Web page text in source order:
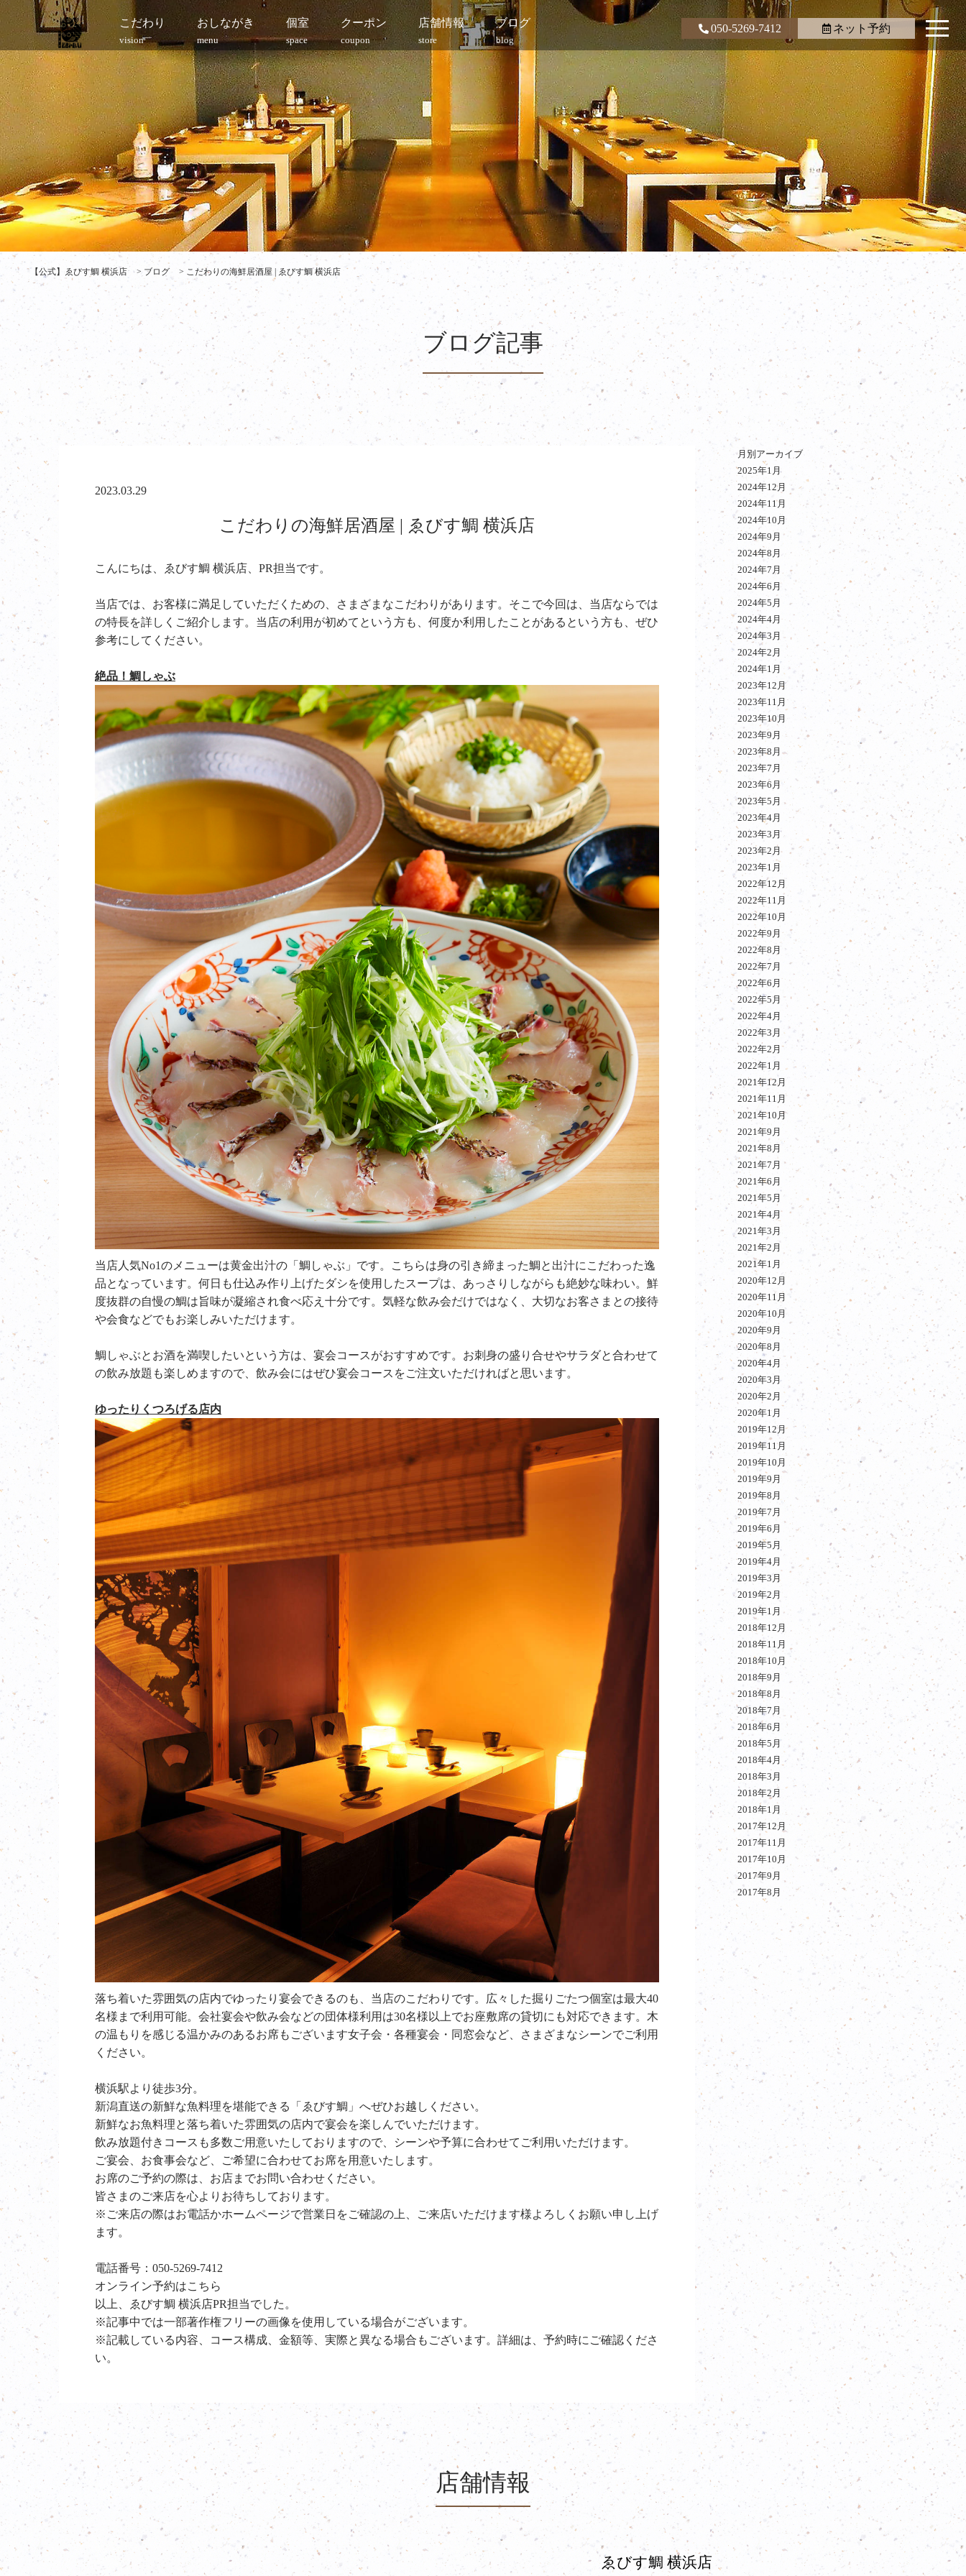
こだわり
vision
おしながき
menu
個室
space
クーポン
coupon
店舗情報
store
ブログ
blog
050-5269-7412 ネット予約
【公式】ゑびす鯛 横浜店 > ブログ > こだわりの海鮮居酒屋 | ゑびす鯛 横浜店
ブログ記事
2023.03.29
こだわりの海鮮居酒屋 | ゑびす鯛 横浜店
こんにちは、ゑびす鯛 横浜店、PR担当です。
当店では、お客様に満足していただくための、さまざまなこだわりがあります。そこで今回は、当店ならでは
の特長を詳しくご紹介します。当店の利用が初めてという方も、何度か利用したことがあるという方も、ぜひ
参考にしてください。
絶品！鯛しゃぶ
当店人気No1のメニューは黄金出汁の「鯛しゃぶ」です。こちらは身の引き締まった鯛と出汁にこだわった逸
品となっています。何日も仕込み作り上げたダシを使用したスープは、あっさりしながらも絶妙な味わい。鮮
度抜群の自慢の鯛は旨味が凝縮され食べ応え十分です。気軽な飲み会だけではなく、大切なお客さまとの接待
や会食などでもお楽しみいただけます。
鯛しゃぶとお酒を満喫したいという方は、宴会コースがおすすめです。お刺身の盛り合せやサラダと合わせて
の飲み放題も楽しめますので、飲み会にはぜひ宴会コースをご注文いただければと思います。
ゆったりくつろげる店内
落ち着いた雰囲気の店内でゆったり宴会できるのも、当店のこだわりです。広々した掘りごたつ個室は最大40
名様まで利用可能。会社宴会や飲み会などの団体様利用は30名様以上でお座敷席の貸切にも対応できます。木
の温もりを感じる温かみのあるお席もございます女子会・各種宴会・同窓会など、さまざまなシーンでご利用
ください。
横浜駅より徒歩3分。
新潟直送の新鮮な魚料理を堪能できる「ゑびす鯛」へぜひお越しください。
新鮮なお魚料理と落ち着いた雰囲気の店内で宴会を楽しんでいただけます。
飲み放題付きコースも多数ご用意いたしておりますので、シーンや予算に合わせてご利用いただけます。
ご宴会、お食事会など、ご希望に合わせてお席を用意いたします。
お席のご予約の際は、お店までお問い合わせください。
皆さまのご来店を心よりお待ちしております。
※ご来店の際はお電話かホームページで営業日をご確認の上、ご来店いただけます様よろしくお願い申し上げ
ます。
電話番号： 050-5269-7412
オンライン予約はこちら
以上、ゑびす鯛 横浜店PR担当でした。
※記事中では一部著作権フリーの画像を使用している場合がございます。
※記載している内容、コース構成、金額等、実際と異なる場合もございます。詳細は、予約時にご確認くださ
い。
月別アーカイブ
2025年1月
2024年12月
2024年11月
2024年10月
2024年9月
2024年8月
2024年7月
2024年6月
2024年5月
2024年4月
2024年3月
2024年2月
2024年1月
2023年12月
2023年11月
2023年10月
2023年9月
2023年8月
2023年7月
2023年6月
2023年5月
2023年4月
2023年3月
2023年2月
2023年1月
2022年12月
2022年11月
2022年10月
2022年9月
2022年8月
2022年7月
2022年6月
2022年5月
2022年4月
2022年3月
2022年2月
2022年1月
2021年12月
2021年11月
2021年10月
2021年9月
2021年8月
2021年7月
2021年6月
2021年5月
2021年4月
2021年3月
2021年2月
2021年1月
2020年12月
2020年11月
2020年10月
2020年9月
2020年8月
2020年4月
2020年3月
2020年2月
2020年1月
2019年12月
2019年11月
2019年10月
2019年9月
2019年8月
2019年7月
2019年6月
2019年5月
2019年4月
2019年3月
2019年2月
2019年1月
2018年12月
2018年11月
2018年10月
2018年9月
2018年8月
2018年7月
2018年6月
2018年5月
2018年4月
2018年3月
2018年2月
2018年1月
2017年12月
2017年11月
2017年10月
2017年9月
2017年8月
店舗情報
ゑびす鯛 横浜店